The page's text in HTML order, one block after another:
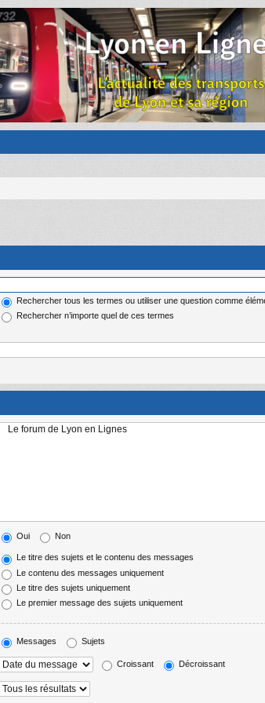
Rechercher tous les termes ou utiliser une question comme
Rechercher n’importe quel de ces termes
Oui Non
Le titre des sujets et le contenu des messages
Le contenu des messages uniquement
Le titre des sujets uniquement
Le premier message des sujets uniquement
Messages Sujets
Croissant Décroissant